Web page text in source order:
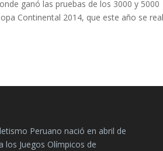
ganó las pruebas de los 3000 y 5000
Continental 2014, que este año se
Peruano nació en abril de
los Juegos Olímpicos de